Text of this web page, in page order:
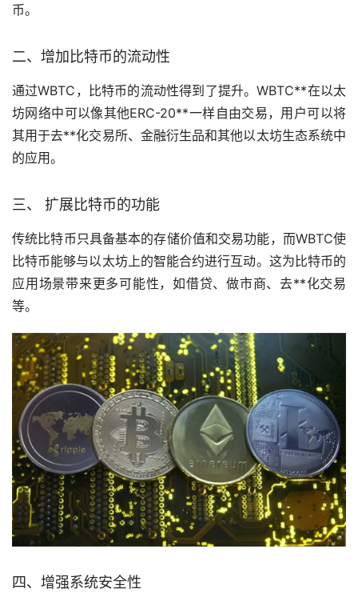
币。
二、增加比特币的流动性
通过WBTC，比特币的流动性得到了提升。WBTC**在以太
坊网络中可以像其他ERC-20**一样自由交易，用户可以将
其用于去**化交易所、金融衍生品和其他以太坊生态系统中
的应用。
三、 扩展比特币的功能
传统比特币只具备基本的存储价值和交易功能，而WBTC使
比特币能够与以太坊上的智能合约进行互动。这为比特币的
应用场景带来更多可能性，如借贷、做市商、去**化交易
等。
四、增强系统安全性